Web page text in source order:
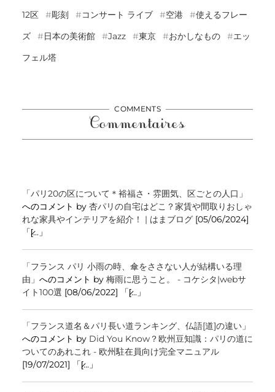
12区
彫刻 コンサート ライブ 空港
使えるフレー
ズ
日本の美術館 Jazz 東京 おかしなもの
エッ
フェル塔
COMMENTS
Commentaires
「パリ20の区について＊裕福さ・雰囲気、区ごとの人口」
へのコメント by 杏パリの自宅はどこ？家賃や間取りおしゃ
れな家具やインテリアを紹介！ | はまブログ[05/06/2024]
「[̷...」
「フランス パリ 小雨の時、傘をささない人が結構いる理
由」 へのコメント by 梅雨に思うこと。 - コケシタ|webサ
イト100選 [08/06/2022] 「[̷...」
「フランス道名＆パリ長い道ランキング、仏語[道]の違い」
へのコメント by Did You Know？欧州豆知識：パリの道に
ついてのあれこれ - 欧州駐在員向け完全マニュアル
[19/07/2021] 「[̷...」